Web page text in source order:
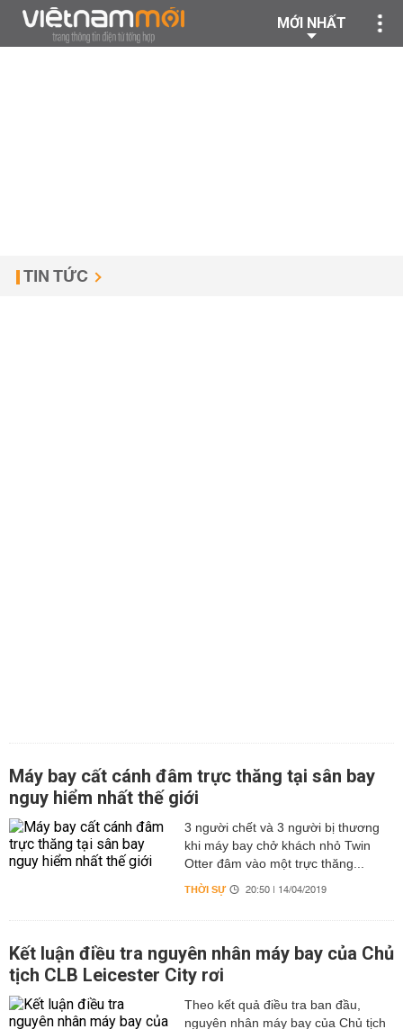
MỚI NHẤT
TIN TỨC
Máy bay cất cánh đâm trực thăng tại sân bay
nguy hiểm nhất thế giới
3 người chết và 3 người bị thương
khi máy bay chở khách nhỏ Twin
Otter đâm vào một trực thăng...
THỜI SỰ 20:50 | 14/04/2019
Kết luận điều tra nguyên nhân máy bay của Chủ
tịch CLB Leicester City rơi
Theo kết quả điều tra ban đầu,
nguyên nhân máy bay của Chủ tịch